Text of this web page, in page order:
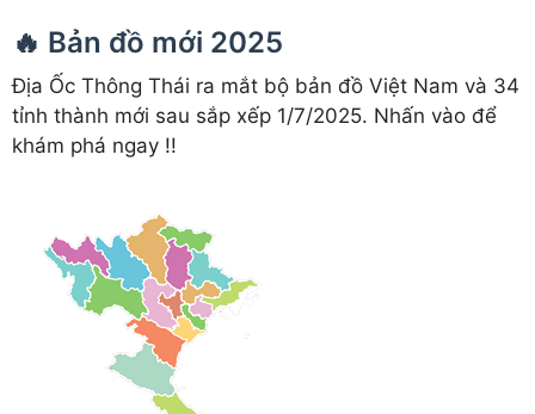
🔥 Bản đồ mới 2025
Địa Ốc Thông Thái ra mắt bộ bản đồ Việt Nam và 34
tỉnh thành mới sau sắp xếp 1/7/2025. Nhấn vào để
khám phá ngay !!